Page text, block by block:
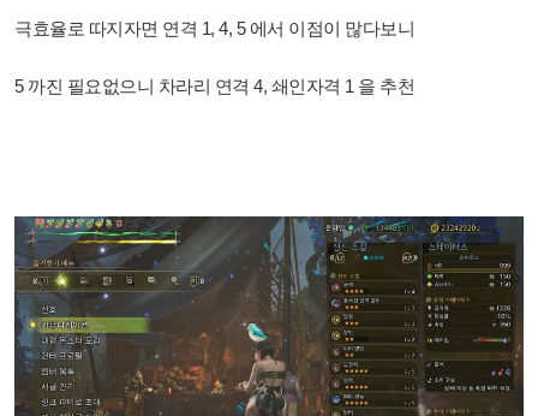
극효율로 따지자면 연격 1, 4, 5 에서 이점이 많다보니
5 까진 필요없으니 차라리 연격 4, 쇄인자격 1 을 추천